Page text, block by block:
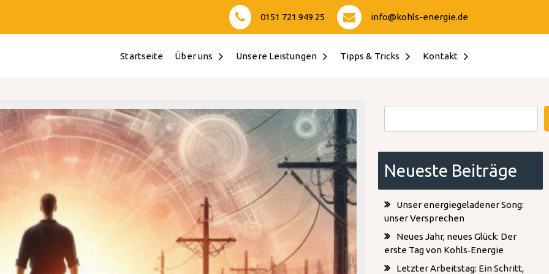
0151 721 949 25 info@kohls-energie.de
Startseite Über uns Unsere Leistungen Tipps & Tricks Kontakt
Neueste Beiträge
Unser energiegeladener Song:
unser Versprechen
Neues Jahr, neues Glück: Der
erste Tag von Kohls‑Energie
Letzter Arbeitstag: Ein Schritt,